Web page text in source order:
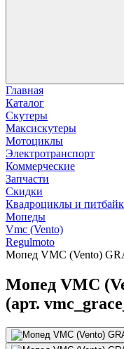
Главная
Каталог
Скутеры
Максискутеры
Мотоциклы
Электротранспорт
Коммерческие
Запчасти
Скидки
Квадроциклы и
Мопеды
Vmc (Vento)
Regulmoto
Мопед VMC (Vento)
Мопед VMC
(арт.